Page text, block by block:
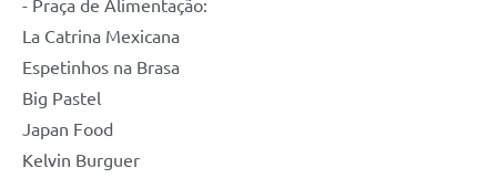
- Praça de Alimentação:
La Catrina Mexicana
Espetinhos na Brasa
Big Pastel
Japan Food
Kelvin Burguer